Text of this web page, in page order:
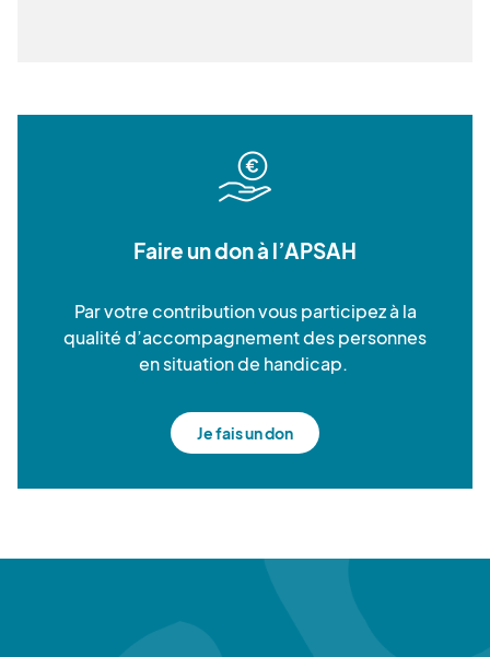
Faire un don à l’APSAH
Par votre contribution vous participez à la
qualité d’accompagnement des personnes
en situation de handicap.
Je fais un don